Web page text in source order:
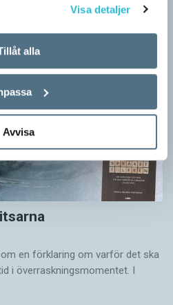
Visa detaljer
alla
Avvisa
en förklaring om varför det ska
i överrask­ningsmomentet. I